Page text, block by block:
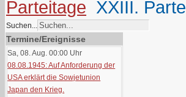
Parteitage XXIII.
Suchen...
Termine/Ereignisse
Sa, 08. Aug. 00:00 Uhr
08.08.1945: Auf Anforderung der
USA erklärt die Sowjetunion
Japan den Krieg.